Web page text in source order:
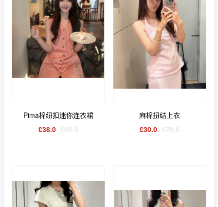
Pima棉纽扣迷你连衣裙
£38.0 £95.0
麻棉扭结上衣
£30.0 £75.0